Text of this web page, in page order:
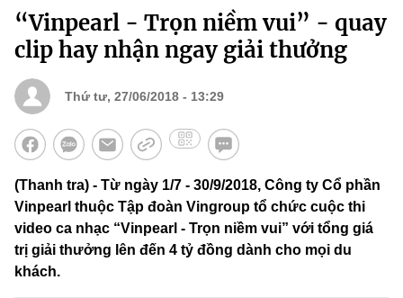
“Vinpearl - Trọn niềm vui” - quay
clip hay nhận ngay giải thưởng
Thứ tư, 27/06/2018 - 13:29
(Thanh tra) - Từ ngày 1/7 - 30/9/2018, Công ty Cổ phần
Vinpearl thuộc Tập đoàn Vingroup tổ chức cuộc thi
video ca nhạc “Vinpearl - Trọn niềm vui” với tổng giá
trị giải thưởng lên đến 4 tỷ đồng dành cho mọi du
khách.